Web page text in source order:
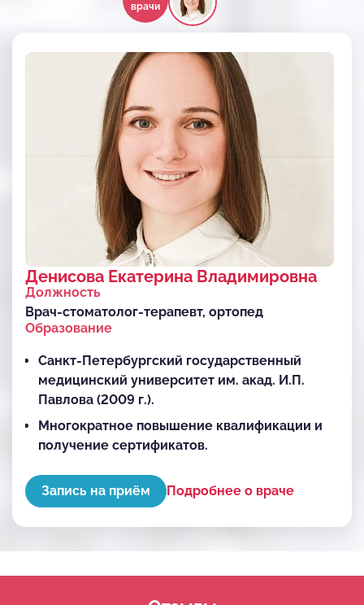
Денисова Екатерина Владимировна
Должность
Врач-стоматолог-терапевт, ортопед
Образование
Санкт-Петербургский государственный
медицинский университет им. акад. И.П.
Павлова (2009 г.).
Многократное повышение квалификации и
получение сертификатов.
Запись на приём Подробнее о враче
врачи